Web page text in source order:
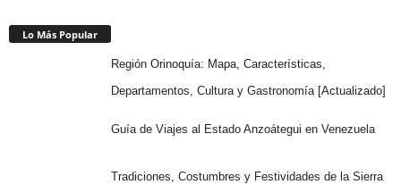
Lo Más Popular
Región Orinoquía: Mapa, Características,
Departamentos, Cultura y Gastronomía [Actualizado]
Guía de Viajes al Estado Anzoátegui en Venezuela
Tradiciones, Costumbres y Festividades de la Sierra